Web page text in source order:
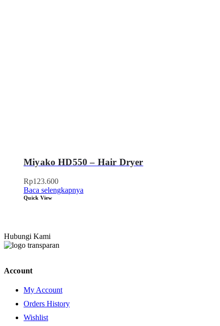
Miyako HD550 – Hair Dryer
Rp123.600
Baca selengkapnya
Quick View
Hubungi Kami
Account
My Account
Orders History
Wishlist